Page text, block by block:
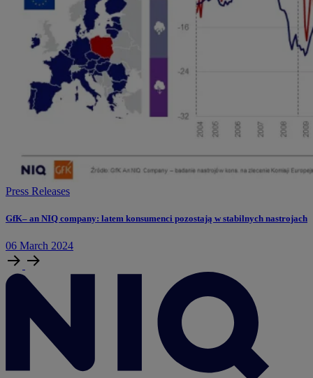
Press Releases
GfK– an NIQ company: latem konsumenci pozostają w stabilnych nastrojach
06 March 2024